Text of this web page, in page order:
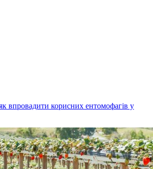
як впровадити корисних ентомофагів у